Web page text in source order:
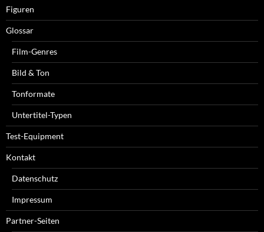
Figuren
Glossar
Film-Genres
Bild & Ton
Tonformate
Untertitel-Typen
Test-Equipment
Kontakt
Datenschutz
Impressum
Partner-Seiten